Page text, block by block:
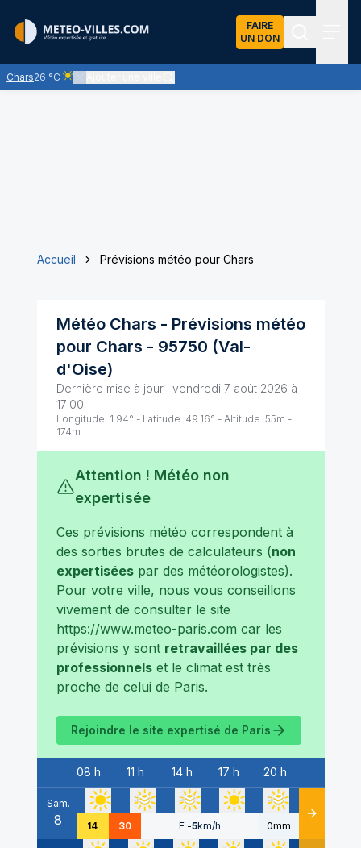
FAIRE
UN DON
Chars26 °C
Ciel clair - quasiment pas de nuages et un soleil omniprésent
Accueil Prévisions météo pour Chars
Météo Chars - Prévisions météo
pour Chars - 95750 (Val-
d'Oise)
Dernière mise à jour : vendredi 7 août 2026 à
17:00
Longitude: 1.94° - Latitude: 49.16° - Altitude: 55m -
174m
Attention ! Météo non
expertisée
Ces prévisions météo correspondent à
des sorties brutes de calculateurs (non
expertiséespar des météorologistes).
Pour votre ville, nous vous conseillons
vivement de consulter le site
https://www.meteo-paris.com car les
prévisions y sont retravaillées par des
professionnelset le climat est très
proche de celui de Paris.
Rejoindre le site expertisé de Paris
Date
08 h 11 h 14 h 17 h 20 h
Sam.
8 14 30 E -5km/h 0mm Détails